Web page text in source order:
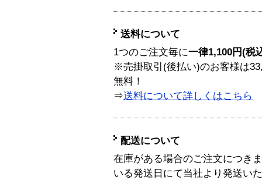
送料について
1つのご注文毎に一律1,100円(税
※売掛取引(後払い)のお客様は
無料！
⇒送料について詳しくはこちら
配送について
在庫がある場合のご注文につき
いる発送日にて当社より発送い